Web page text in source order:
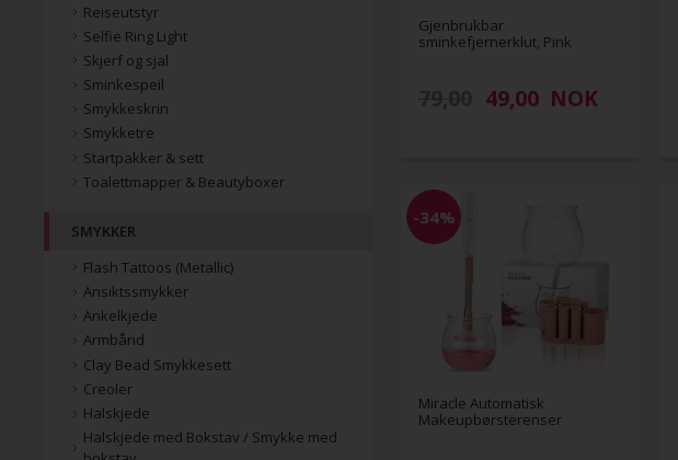
Gjenbrukbar
sminkefjernerklut, Pink
49,00 NOK
-34%
Miracle Automatisk
Makeupbørsterenser
Reiseutstyr
Selfie Ring Light
Skjerf og sjal
Sminkespeil
Smykkeskrin
Smykketre
Startpakker & sett
Toalettmapper & Beautyboxer
SMYKKER
Flash Tattoos (Metallic)
Ansiktssmykker
Ankelkjede
Armbånd
Clay Bead Smykkesett
Creoler
Halskjede
Halskjede med Bokstav / Smykke med